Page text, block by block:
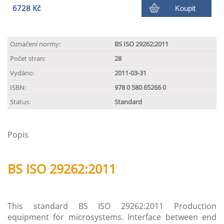
6728 Kč Koupit
Označení normy:
BS ISO 29262:2011
Počet stran:
28
Vydáno:
2011-03-31
ISBN:
978 0 580 65266 0
Status:
Standard
Popis
BS ISO 29262:2011
This standard BS ISO 29262:2011 Production
equipment for microsystems. Interface between end